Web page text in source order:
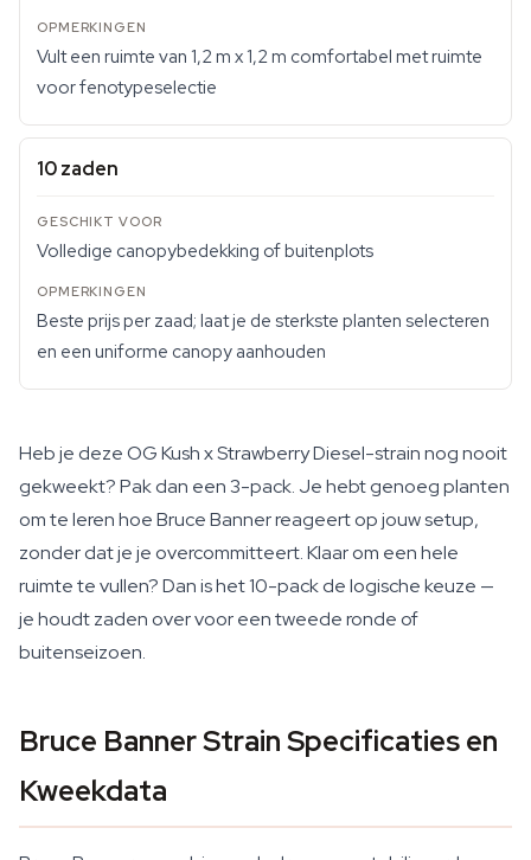
Vult een ruimte van 1,2 m x 1,2 m comfortabel met ruimte
voor fenotypeselectie
10 zaden
Volledige canopybedekking of buitenplots
Beste prijs per zaad; laat je de sterkste planten selecteren
en een uniforme canopy aanhouden
Heb je deze OG Kush x Strawberry Diesel-strain nog nooit
gekweekt? Pak dan een 3-pack. Je hebt genoeg planten
om te leren hoe Bruce Banner reageert op jouw setup,
zonder dat je je overcommitteert. Klaar om een hele
ruimte te vullen? Dan is het 10-pack de logische keuze —
je houdt zaden over voor een tweede ronde of
buitenseizoen.
Bruce Banner Strain Specificaties en
Kweekdata